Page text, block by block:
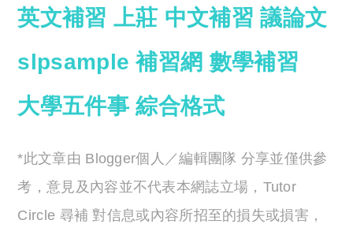
英文補習 上莊 中文補習 議論文
slpsample 補習網 數學補習
大學五件事 綜合格式
*此文章由 Blogger個人／編輯團隊 分享並僅供參
考，意見及內容並不代表本網誌立場，Tutor
Circle 尋補 對信息或內容所招至的損失或損害，